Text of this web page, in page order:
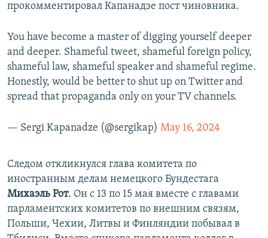
прокомментировал Капанадзе пост чиновника.
You have become a master of digging yourself deeper
and deeper. Shameful tweet, shameful foreign policy,
shameful law, shameful speaker and shameful regime.
Honestly, would be better to shut up on Twitter and
spread that propaganda only on your TV channels.
— Sergi Kapanadze (@sergikap) May 16, 2024
Следом откликнулся глава комитета по
иностранным делам немецкого Бундестага
Михаэль Рот. Он с 13 по 15 мая вместе с главами
парламентских комитетов по внешним связям,
Польши, Чехии, Литвы и Финляндии побывал в